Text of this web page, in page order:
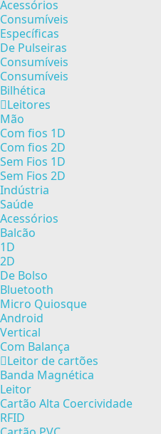
Acessórios
Consumíveis
Específicas
De Pulseiras
Consumíveis
Consumíveis
Bilhética
Leitores
Mão
Com fios 1D
Com fios 2D
Sem Fios 1D
Sem Fios 2D
Indústria
Saúde
Acessórios
Balcão
1D
2D
De Bolso
Bluetooth
Micro Quiosque
Android
Vertical
Com Balança
Leitor de cartões
Banda Magnética
Leitor
Cartão Alta Coercividade
RFID